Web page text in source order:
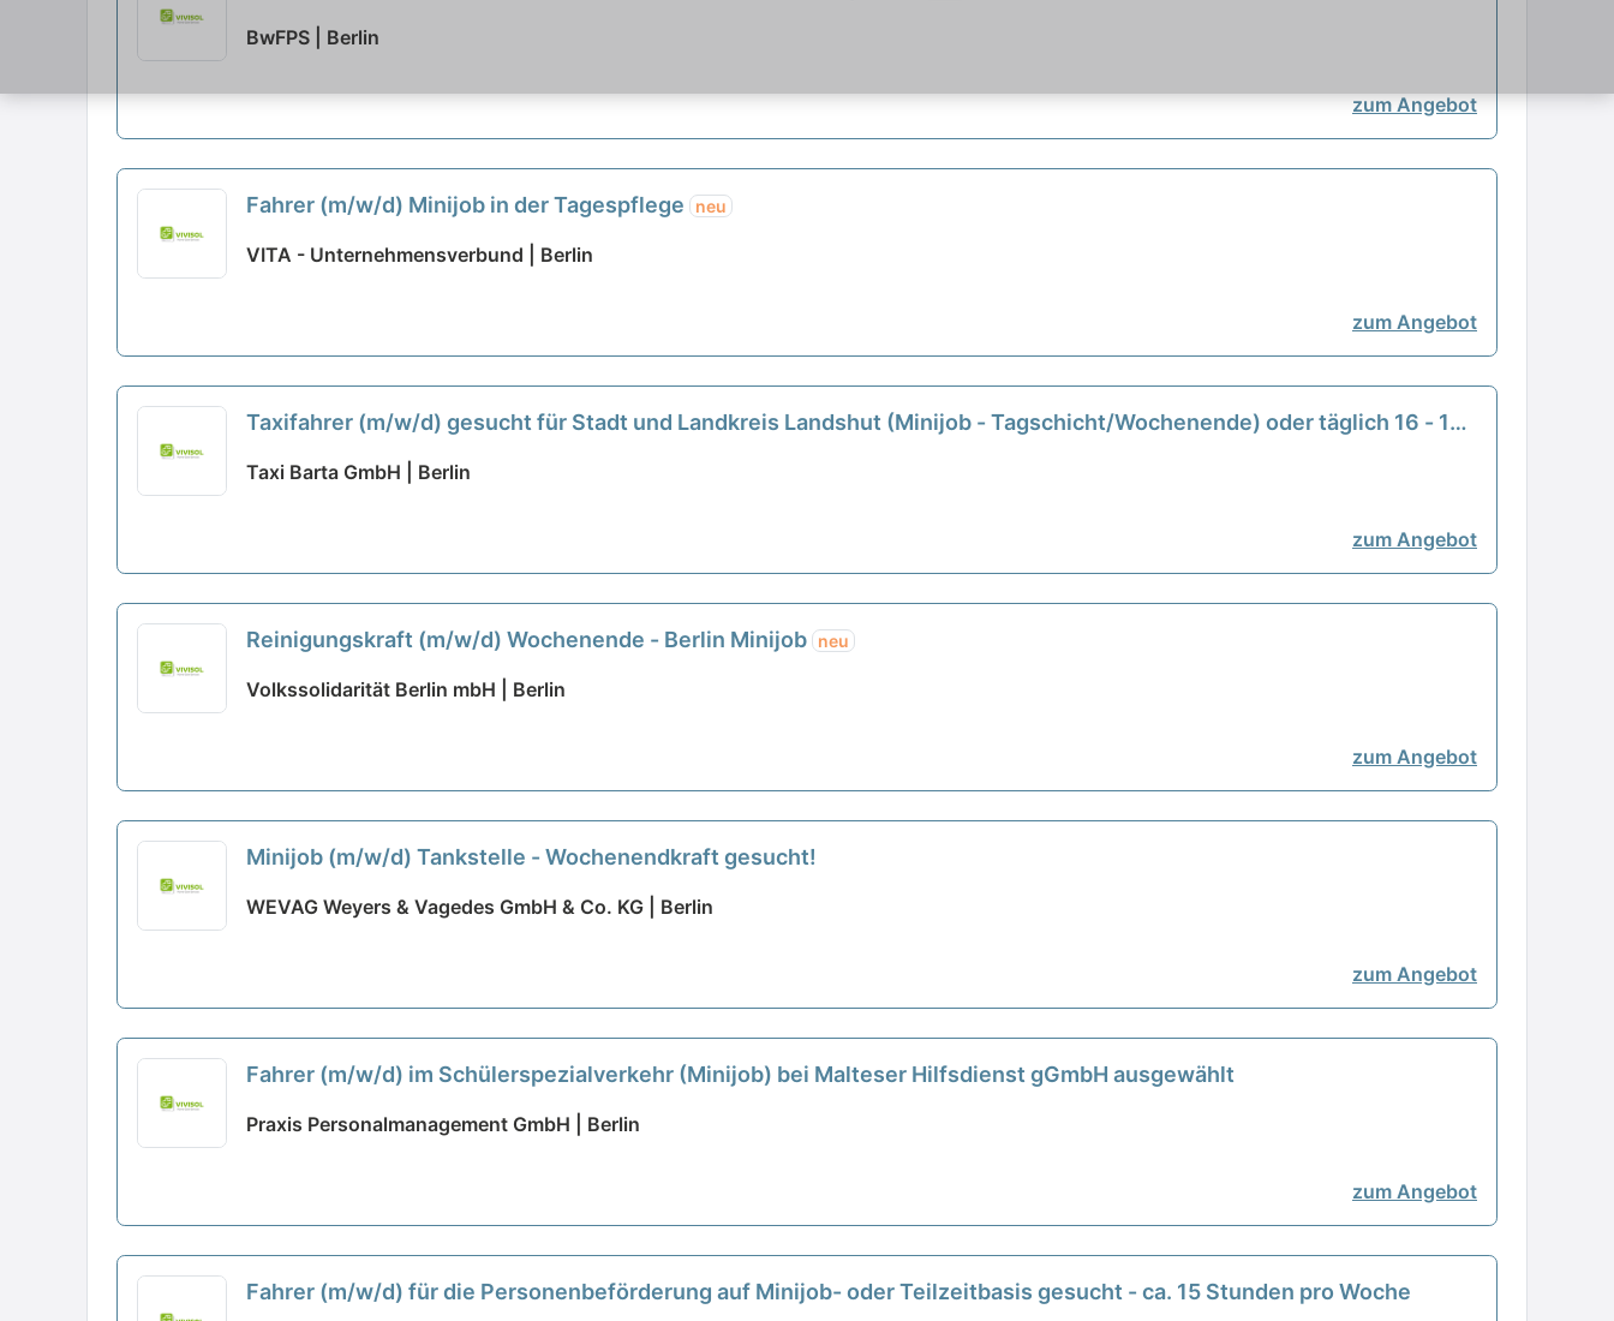
BwFPS | Berlin
zum Angebot
Fahrer (m/w/d) Minijob in der Tagespflege neu
VITA - Unternehmensverbund | Berlin
zum Angebot
Taxifahrer (m/w/d) gesucht für Stadt und Landkreis Landshut (Minijob - Tagschicht/Wochenende) oder täglich 16 - 19
Taxi Barta GmbH | Berlin
zum Angebot
Reinigungskraft (m/w/d) Wochenende - Berlin Minijob neu
Volkssolidarität Berlin mbH | Berlin
zum Angebot
Minijob (m/w/d) Tankstelle - Wochenendkraft gesucht!
WEVAG Weyers & Vagedes GmbH & Co. KG | Berlin
zum Angebot
Fahrer (m/w/d) im Schülerspezialverkehr (Minijob) bei Malteser Hilfsdienst gGmbH ausgewählt
Praxis Personalmanagement GmbH | Berlin
zum Angebot
Fahrer (m/w/d) für die Personenbeförderung auf Minijob- oder Teilzeitbasis gesucht - ca. 15 Stunden pro Woche